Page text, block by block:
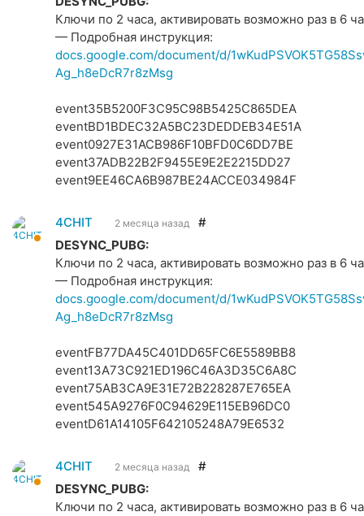
Ключи по 2 часа, активировать возможно раз в 6
— Подробная инструкция:
docs.google.com/document/d/
Ag_h8eDcR7r8zMsg
event35B5200F3C95C98B5425C865DEA
eventBD1BDEC32A5BC23DEDDEB34E51A
event0927E31ACB986F10BFD0C6DD7BE
event37ADB22B2F9455E9E2E2215DD27
event9EE46CA6B987BE24ACCE034984F
4CHIT 2 месяца назад
#
DESYNC_PUBG:
Ключи по 2 часа, активировать возможно раз в 6
— Подробная инструкция:
docs.google.com/document/d/
Ag_h8eDcR7r8zMsg
eventFB77DA45C401DD65FC6E5589BB8
event13A73C921ED196C46A3D35C6A8C
event75AB3CA9E31E72B228287E765EA
event545A9276F0C94629E115EB96DC0
eventD61A14105F642105248A79E6532
4CHIT 2 месяца назад
#
DESYNC_PUBG:
Ключи по 2 часа, активировать возможно раз в 6